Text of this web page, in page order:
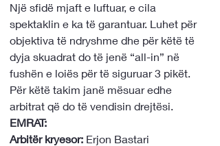
Një sfidë mjaft e luftuar, e cila
spektaklin e ka të garantuar. Luhet për
objektiva të ndryshme dhe për këtë të
dyja skuadrat do të jenë “all-in” në
fushën e loiës për të siguruar 3 pikët.
Për këtë takim janë mësuar edhe
arbitrat që do të vendisin drejtësi.
EMRAT:
Arbitër kryesor: Erjon Bastari